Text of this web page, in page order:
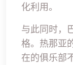
化利用。
与此同时，
格。热那亚
在的俱乐部